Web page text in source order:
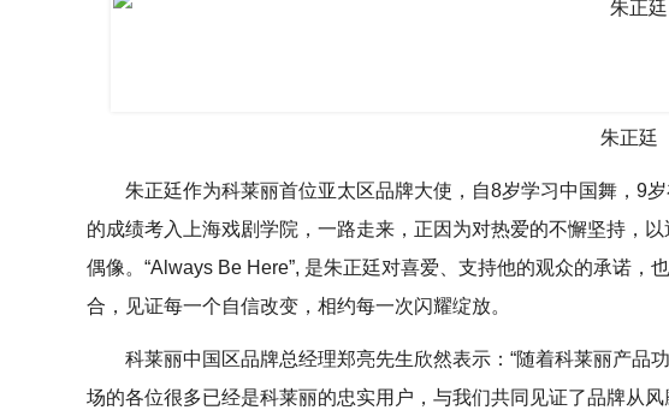
朱正廷
朱正廷作为科莱丽首位亚太区品牌大使，自8岁学习中国舞，9
的成绩考入上海戏剧学院，一路走来，正因为对热爱的不懈坚持，
偶像。“Always Be Here”, 是朱正廷对喜爱、支持他的观众的承诺，
合，见证每一个自信改变，相约每一次闪耀绽放。
科莱丽中国区品牌总经理郑亮先生欣然表示：“随着科莱丽产品
场的各位很多已经是科莱丽的忠实用户，与我们共同见证了品牌从